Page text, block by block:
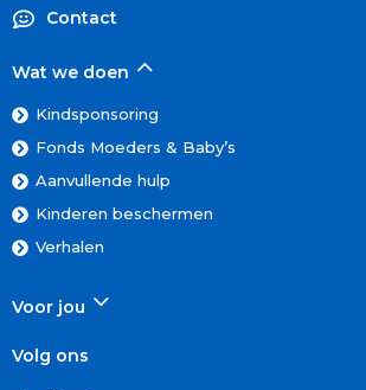
Contact
Wat we doen
Kindsponsoring
Fonds Moeders & Baby’s
Aanvullende hulp
Kinderen beschermen
Verhalen
Voor jou
Volg ons